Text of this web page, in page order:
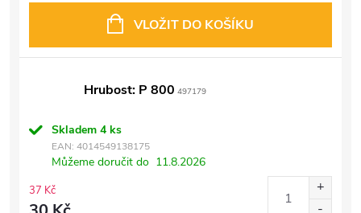
VLOŽIT DO KOŠÍKU
Hrubost: P 800 497179
Skladem 4 ks
EAN: 4014549138175
Můžeme doručit do 11.8.2026
37 Kč